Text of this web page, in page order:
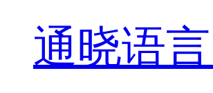
通晓语